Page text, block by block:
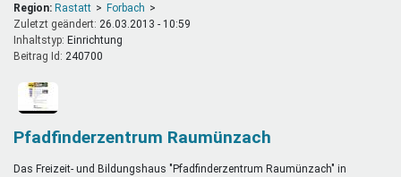
Region: Rastatt
Forbach
Zuletzt geändert: 26.03.2013 - 10:59
Inhaltstyp:
einrichtung
Beitrag Id: 240700
Pfadfinderzentrum Raumünzach
Das Freizeit- und Bildungshaus "Pfadfinderzentrum Raumünzach" in